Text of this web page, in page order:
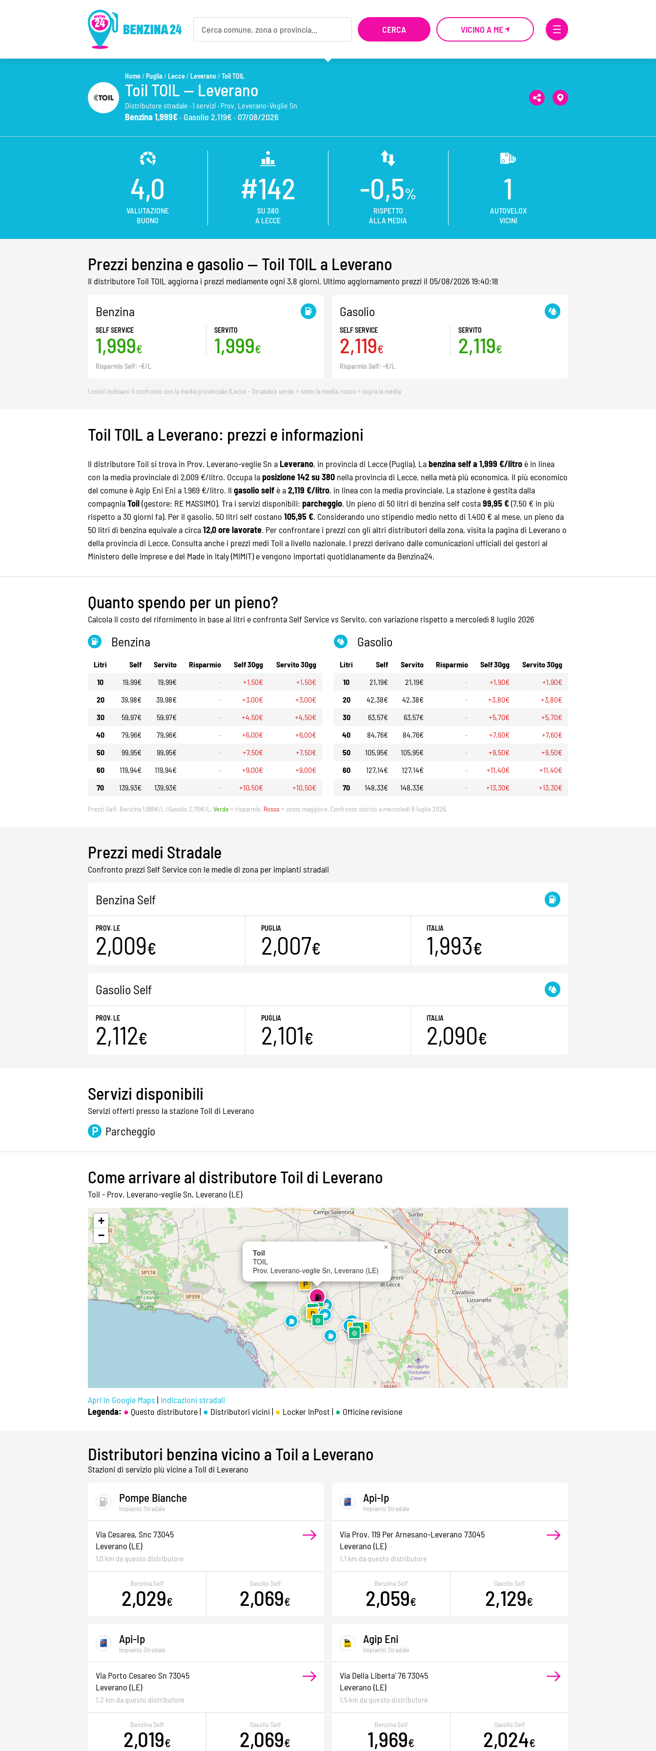
VICINO A ME
Home/ Puglia / Lecce/ Leverano/ Toil TOIL
Toil TOIL — Leverano
Distributore stradale · 1 servizi · Prov. Leverano-Veglie Sn
Benzina 1,999€· Gasolio 2,119€ · 07/08/2026
4,0
VALUTAZIONE
BUONO
#142
SU 380
A LECCE
-0,5%
RISPETTO
ALLA MEDIA
1
AUTOVELOX
VICINI
Prezzi benzina e gasolio — Toil TOIL a Leverano
Il distributore Toil TOIL aggiorna i prezzi mediamente ogni 3,8 giorni. Ultimo aggiornamento prezzi il 05/08/2026 19:40:18
Benzina
SELF SERVICE
1,999€
SERVITO
1,999€
Risparmio Self: -€/L
Gasolio
SELF SERVICE
2,119€
SERVITO
2,119€
Risparmio Self: -€/L
I colori indicano il confronto con la media provinciale (Lecce - Stradale): verde = sotto la media, rosso = sopra la media
Toil TOIL a Leverano: prezzi e informazioni
Il distributore Toil si trova in Prov. Leverano-veglie Sn a Leverano, in provincia di Lecce (Puglia). Labenzina self a 1,999 €/litro è in linea
con la media provinciale di 2,009 €/litro. Occupa laposizione 142 su 380 nella provincia di Lecce, nella metà più economica. Il più economico
del comune è Agip Eni Eni a 1,969 €/litro. Il gasolio self è a2,119 €/litro, in linea con la media provinciale. La stazione è gestita dalla
compagniaToil(gestore: RE MASSIMO). Tra i servizi disponibili: parcheggio. Un pieno di 50 litri di benzina self costa99,95 €(7,50 € in più
rispetto a 30 giorni fa). Per il gasolio, 50 litri self costano 105,95 €. Considerando uno stipendio medio netto di 1.400 € al mese, un pieno da
50 litri di benzina equivale a circa12,0 ore lavorate. Per confrontare i prezzi con gli altri distributori della zona, visita la pagina di Leverano o
della provincia di Lecce. Consulta anche i prezzi medi Toil a livello nazionale. I prezzi derivano dalle comunicazioni ufficiali dei gestori al
Ministero delle Imprese e del Made in Italy (MIMIT) e vengono importati quotidianamente da Benzina24.
Quanto spendo per un pieno?
Calcola il costo del rifornimento in base ai litri e confronta Self Service vs Servito, con variazione rispetto a mercoledì 8 luglio 2026
Benzina
Litri Self Servito Risparmio Self 30gg
Servito 30gg
10
19,99€ 19,99€ - +1,50€
+1,50€
20
39,98€ 39,98€ - +3,00€
+3,00€
30
59,97€ 59,97€ - +4,50€
+4,50€
40
79,96€ 79,96€ - +6,00€
+6,00€
50
99,95€ 99,95€ - +7,50€
+7,50€
60
119,94€ 119,94€ - +9,00€
+9,00€
70
139,93€ 139,93€ - +10,50€ +10,50€
Gasolio
Litri Self Servito Risparmio Self 30gg
Servito 30gg
10
21,19€ 21,19€ - +1,90€
+1,90€
20
42,38€ 42,38€ - +3,80€
+3,80€
30
63,57€ 63,57€ - +5,70€
+5,70€
40
84,76€ 84,76€ - +7,60€
+7,60€
50
105,95€ 105,95€ - +9,50€
+9,50€
60
127,14€ 127,14€ - +11,40€
+11,40€
70
148,33€ 148,33€ - +13,30€ +13,30€
Prezzi Self: Benzina 1,999€/L | Gasolio 2,119€/L. Verde = risparmio, Rosso = costo maggiore. Confronto storico a mercoledì 8 luglio 2026.
Prezzi medi Stradale
Confronto prezzi Self Service con le medie di zona per impianti stradali
Benzina Self
PROV. LE
2,009€
PUGLIA
2,007€
ITALIA
1,993€
Gasolio Self
PROV. LE
2,112€
PUGLIA
2,101€
ITALIA
2,090€
Servizi disponibili
Servizi offerti presso la stazione Toil di Leverano
Parcheggio
Come arrivare al distributore Toil di Leverano
Toil - Prov. Leverano-veglie Sn, Leverano (LE)
⛽
⛽
⛽
⛽
⛽
⛽
⛽
⛽
⛽
⛽
⛽
⛽
⛽
⛽
⛽
P
P
P
P
P
PP P
⚙
⚙
⚙
⚙
⚙
⚙
⚙⚙
⚙
⚙
Toil
TOIL
Prov. Leverano-veglie Sn, Leverano (LE)
×
+
−
Apri in Google Maps | Indicazioni stradali
Legenda: ● Questo distributore | ● Distributori vicini | ● Locker InPost | ● Officine revisione
Distributori benzina vicino a Toil a Leverano
Stazioni di servizio più vicine a Toil di Leverano
Pompe Bianche
Impianto Stradale
Via Cesarea, Snc 73045
Leverano (LE)
1,0 km da questo distributore
Benzina Self
2,029€
Gasolio Self
2,069€
Api-Ip
Impianto Stradale
Via Prov. 119 Per Arnesano-Leverano 73045
Leverano (LE)
1,1 km da questo distributore
Benzina Self
2,059€
Gasolio Self
2,129€
Api-Ip
Impianto Stradale
Via Porto Cesareo Sn 73045
Leverano (LE)
1,2 km da questo distributore
Benzina Self
2,019€
Gasolio Self
2,069€
Agip Eni
Impianto Stradale
Via Della Liberta' 76 73045
Leverano (LE)
1,5 km da questo distributore
Benzina Self
1,969€
Gasolio Self
2,024€